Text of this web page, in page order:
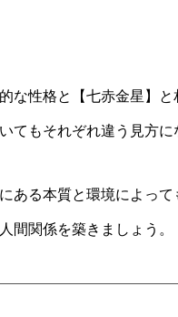
な性格と【七赤金星】
てもそれぞれ違う見方に
ある本質と環境によっ
間関係を築きましょう。